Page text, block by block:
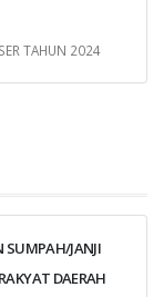
TAHUN 2024
SUMPAH/JANJI
DAERAH